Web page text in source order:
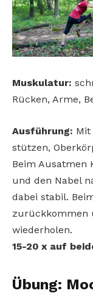
Muskulatur:
Rücken, Arme,
Ausführung: Mit
stützen,
Beim Ausatmen
und den Nabel
dabei stabil.
zurückkommen
wiederholen.
15-20 x auf
Übung: